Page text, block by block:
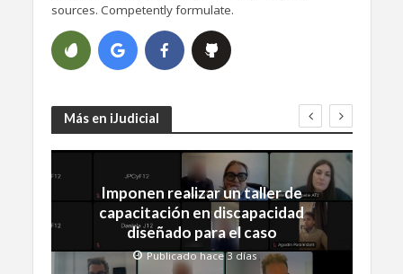
sources. Competently formulate.
Más en iJudicial
Imponen realizar un taller de
capacitación en discapacidad
diseñado para el caso
Publicado hace 3 días